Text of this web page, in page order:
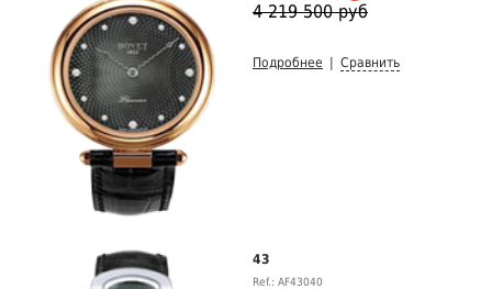
4 219 500 руб
Подробнее Сравнить
43
Ref.: AF43040